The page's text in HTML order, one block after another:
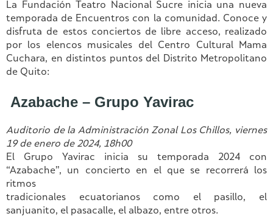
La Fundación Teatro Nacional Sucre inicia una nueva
temporada de Encuentros con la comunidad. Conoce y
disfruta de estos conciertos de libre acceso, realizado
por los elencos musicales del Centro Cultural Mama
Cuchara, en distintos puntos del Distrito Metropolitano
de Quito:
Azabache – Grupo Yavirac
Auditorio de la Administración Zonal Los Chillos, viernes
19 de enero de 2024, 18h00
El Grupo Yavirac inicia su temporada 2024 con
“Azabache”, un concierto en el que se recorrerá los
ritmos
tradicionales ecuatorianos como el pasillo, el
sanjuanito, el pasacalle, el albazo, entre otros.